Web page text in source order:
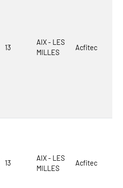
13
AIX - LES
MILLES
Acfitec
13
AIX - LES
MILLES
Acfitec